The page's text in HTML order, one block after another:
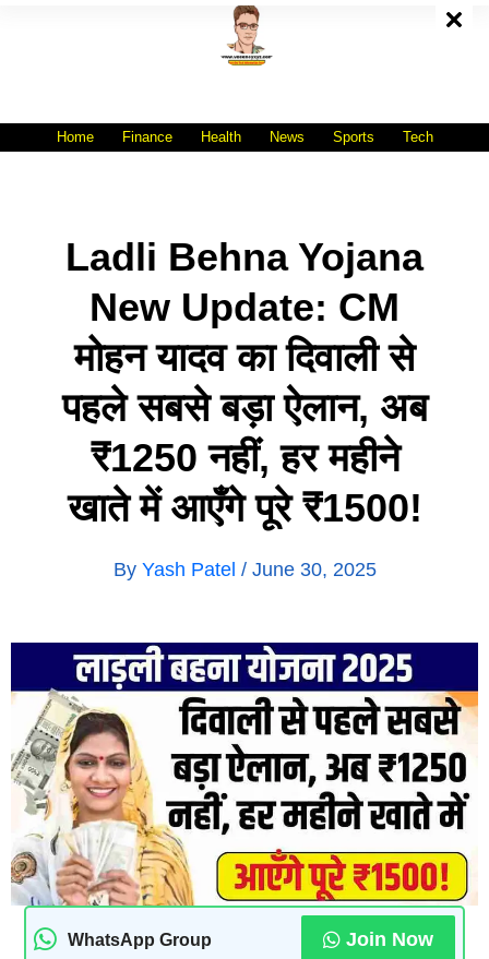
Home Finance Health News Sports Tech
Ladli Behna Yojana
New Update: CM
मोहन यादव का दिवाली से
पहले सबसे बड़ा ऐलान, अब
₹1250 नहीं, हर महीने
खाते में आएँगे पूरे ₹1500!
By Yash Patel / June 30, 2025
WhatsApp Group Join Now